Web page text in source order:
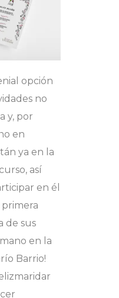
opción
no
y, por
en
ya en la
así
en él
de sus
en la
Barrio!